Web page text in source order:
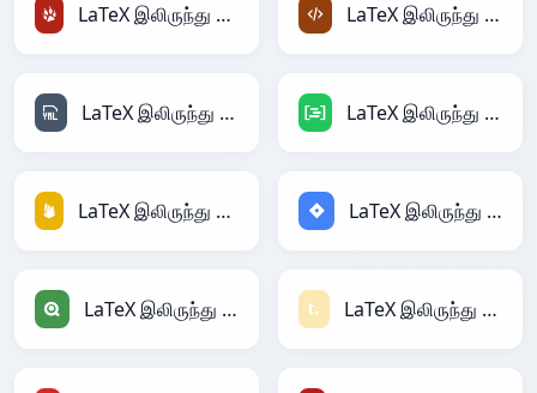
LaTeX இலிருந்து TracWiki LaTeX இலிருந்து XML
LaTeX இலிருந்து YAML LaTeX இலிருந்து DAX
LaTeX இலிருந்து Firebase LaTeX இலிருந்து Jira
LaTeX இலிருந்து Qlik LaTeX இலிருந்து Textile